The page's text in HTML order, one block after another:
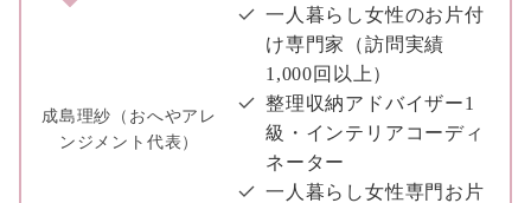
成島理紗（おへやアレ
ンジメント代表）
一人暮らし女性のお片付
け専門家（訪問実績
1,000回以上）
整理収納アドバイザー1
級・インテリアコーディ
ネーター
一人暮らし女性専門お片